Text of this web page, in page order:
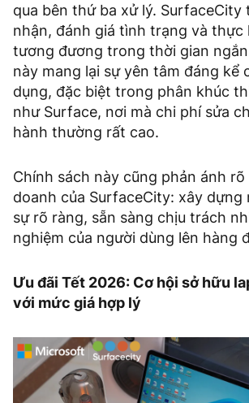
qua bên thứ ba xử lý. SurfaceCity
nhận, đánh giá tình trạng và thực
tương đương trong thời gian
này mang lại sự yên tâm đáng kể
dụng, đặc biệt trong phân khúc
như Surface, nơi mà chi phí sửa
hành thường rất cao.
Chính sách này cũng phản ánh
doanh của SurfaceCity: xây dựng
sự rõ ràng, sẵn sàng chịu trách
nghiệm của người dùng lên hàng
Ưu đãi Tết 2026: Cơ hội sở hữu
với mức giá hợp lý